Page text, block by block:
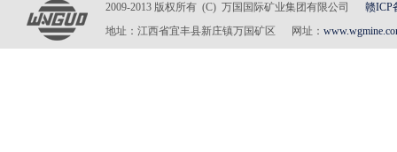
2009-2013 版权所有 (C) 万国国际矿业集团有限公司 赣ICP
地址：江西省宜丰县新庄镇万国矿区 网址：